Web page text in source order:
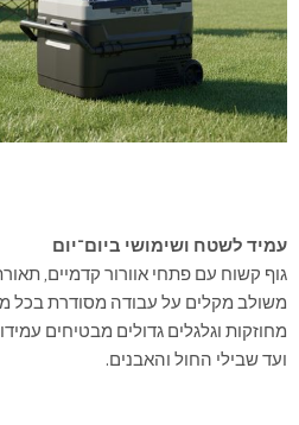
עמיד לשטח ושימושי ביום־יום
משולב מקלים על עבודה מסודרת בכל
מחוזקות וגלגלים גדולים מבטיחים
ועד שבילי החול והאבנים.